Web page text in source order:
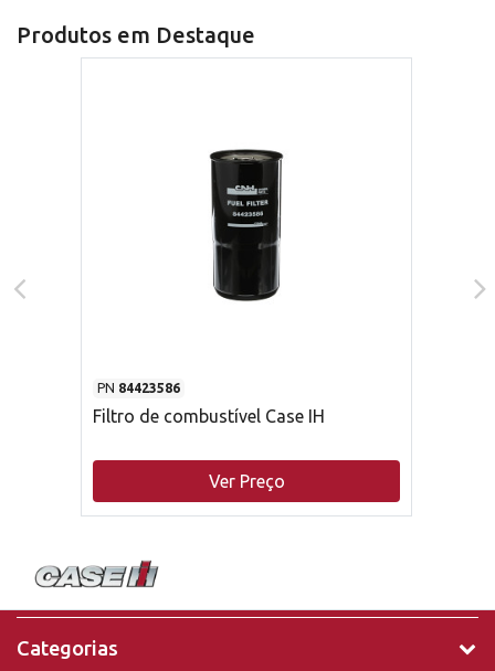
Produtos em Destaque
PN 84423586
Filtro de combustível Case IH
Ver Preço
Categorias